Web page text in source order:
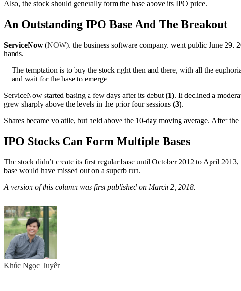
Also, the stock should generally form the base above its IPO price.
An Outstanding IPO Base And The Breakout
ServiceNow (NOW), the business software company, went public June 29,
hands.
The temptation is to buy the stock right then and there, with all the
and wait for the base to emerge.
ServiceNow started basing a few days after its debut (1). It declined a
grew sharply above the levels in the prior four sessions (3).
Shares became volatile, but held above the 10-day moving average. After
IPO Stocks Can Form Multiple Bases
The stock didn’t create its first regular base until October 2012 to April
base would have missed out on a superb run.
A version of this column was first published on March 2, 2018.
Khúc Ngọc Tuyên